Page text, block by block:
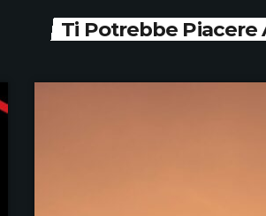
Ti Potrebbe Piacere